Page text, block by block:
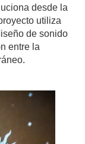
desde la
utiliza
de sonido
entre la